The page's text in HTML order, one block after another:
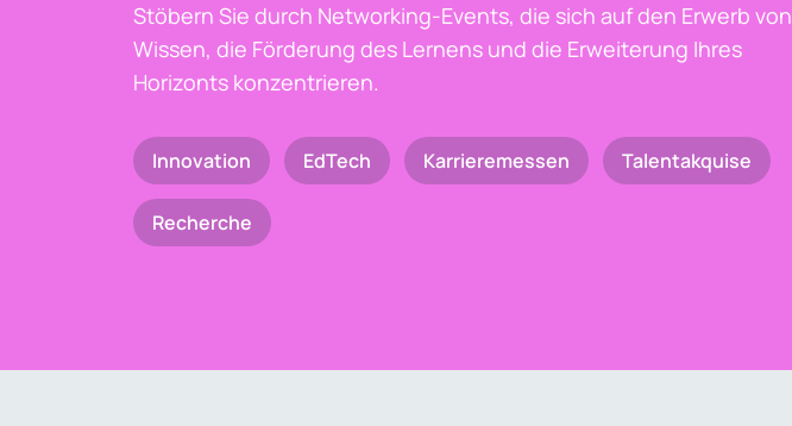
Stöbern Sie durch Networking-Events, die sich auf den Erwerb von
Wissen, die Förderung des Lernens und die Erweiterung Ihres
Horizonts konzentrieren.
Innovation EdTech Karrieremessen Talentakquise
Recherche